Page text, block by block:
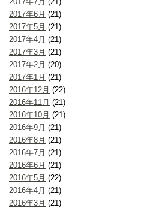
2017年6月 (21)
2017年5月 (21)
2017年4月 (21)
2017年3月 (21)
2017年2月 (20)
2017年1月 (21)
2016年12月 (22)
2016年11月 (21)
2016年10月 (21)
2016年9月 (21)
2016年8月 (21)
2016年7月 (21)
2016年6月 (21)
2016年5月 (22)
2016年4月 (21)
2016年3月 (21)